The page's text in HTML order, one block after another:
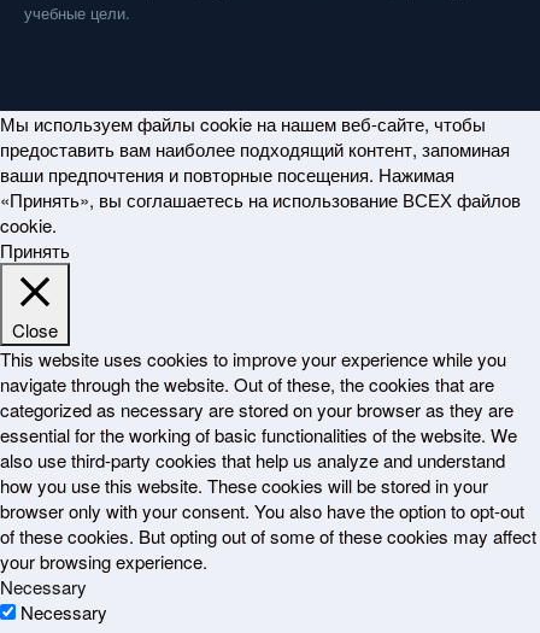
учебные цели.
Мы используем файлы cookie на нашем веб-сайте, чтобы
предоставить вам наиболее подходящий контент, запоминая
ваши предпочтения и повторные посещения. Нажимая
«Принять», вы соглашаетесь на использование ВСЕХ файлов
cookie.
Принять
Close
This website uses cookies to improve your experience while you
navigate through the website. Out of these, the cookies that are
categorized as necessary are stored on your browser as they are
essential for the working of basic functionalities of the website. We
also use third-party cookies that help us analyze and understand
how you use this website. These cookies will be stored in your
browser only with your consent. You also have the option to opt-out
of these cookies. But opting out of some of these cookies may affect
your browsing experience.
Necessary
Necessary